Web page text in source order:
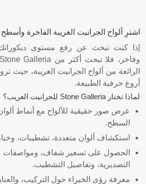
اشترِ ألواح الجرانيت الغريبة الفاخرة
إذا كنت تبحث عن رفع مستوى
الرائعة من ألواح الجرانيت الغريبة،
أروع حرفية الطبيعة.
لماذا تختار Stone Galleria للجرانيت الغريب؟
عرض صور حقيقية للألواح مع أنماط
السطح.
استكشاف ألوان متعددة، تشطيبات،
الحصول على تسعير شفاف، ومواصفات
التصديرية، وتفاصيل التشطيب.
معرفة رؤى الخبراء حول التركيب،